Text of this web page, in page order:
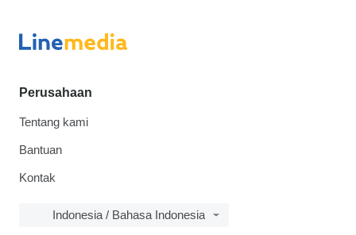
Perusahaan
Tentang kami
Bantuan
Kontak
Indonesia / Bahasa Indonesia